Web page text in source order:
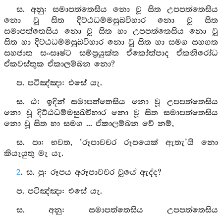
ස. අනු: සමාපත්තෙසිය නො වූ සිත උපපත්තෙසිය
නො වූ සිත දිට්ඨධම්මසුඛවිහාර නො වූ සිත
සමාපත්තෙසිය නො වූ සිත හා උපපත්තෙසිය නො වූ
සිත හා දිට්ඨධම්මසුඛවිහාර නො වූ සිත හා සමග සහගත
සහජාත සංසෘෂ්ට සම්ප්‍රයුක්ත ඒකෝත්පාද ඒකනිරෝධ
ඒකවස්තුක ඒකාලම්බන නො?
ප. පටිඤ්‍ඤා: එසේ යැ.
ස. ඨ: ඉදින් සමාපත්තෙසිය නො වූ උපපත්තෙසිය
නො වූ දිට්ඨධම්මසුඛවිහාර නො වූ සිත සමාපත්තෙසිය
නො වූ සිත හා සමග ... ඒකාලම්බන වේ නම්,
ස. පා: භවත, ‘රූපාවචර රූපයෙක් ඇතැ’යි නො
කියැයුතු මැ යැ.
2. ස. පු: රූපය අරූපාවචර වූයේ ඇද්ද?
ප. පටිඤ්‍ඤා: එසේ යැ.
ස. අනු: සමාපත්තෙසිය උපපත්තෙසිය